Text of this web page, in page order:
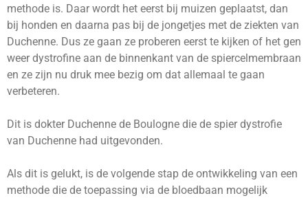
methode is. Daar wordt het eerst bij muizen geplaatst, dan
bij honden en daarna pas bij de jongetjes met de ziekten van
Duchenne. Dus ze gaan ze proberen eerst te kijken of het gen
weer dystrofine aan de binnenkant van de spiercelmembraan
en ze zijn nu druk mee bezig om dat allemaal te gaan
verbeteren.
Dit is dokter Duchenne de Boulogne die de spier dystrofie
van Duchenne had uitgevonden.
Als dit is gelukt, is de volgende stap de ontwikkeling van een
methode die de toepassing via de bloedbaan mogelijk